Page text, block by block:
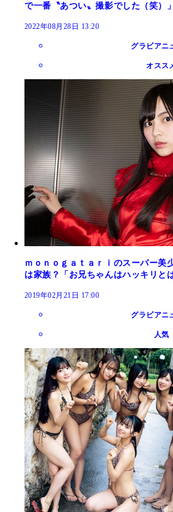
で一番〝あつい〟撮影でした（笑）」
2022年08月28日 13:20
グラビアニ
オスス
ｍｏｎｏｇａｔａｒｉのスーパー美
は家族？「お兄ちゃんはハッキリと
2019年02月21日 17:00
グラビアニ
人気